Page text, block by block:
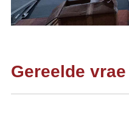
Gereelde vrae